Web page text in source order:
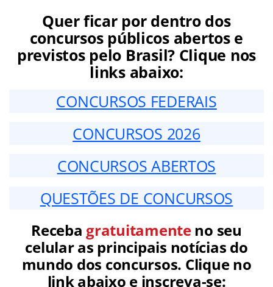
Quer ficar por dentro dos
concursos públicos abertos e
previstos pelo Brasil? Clique nos
links abaixo:
CONCURSOS FEDERAIS
CONCURSOS 2026
CONCURSOS ABERTOS
QUESTÕES DE CONCURSOS
Receba gratuitamenteno seu
celular as principais notícias do
mundo dos concursos. Clique no
link abaixo e inscreva-se: